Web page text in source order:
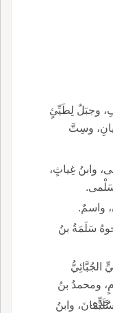
وجبَلٌ لِطَيِّئٍ
وسِتَّ
وابنُ غِياثٍ،
سَلْمى.
واسمٌ.
سَلَمَةُ بنُ
الجُبَّائِيُّ
ومحمدُ بنُ
وابنُ